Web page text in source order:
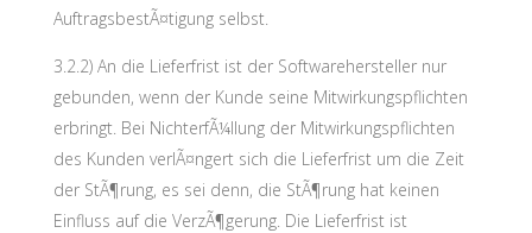
AuftragsbestÃ¤tigung selbst.
3.2.2) An die Lieferfrist ist der Softwarehersteller nur
gebunden, wenn der Kunde seine Mitwirkungspflichten
erbringt. Bei NichterfÃ¼llung der Mitwirkungspflichten
des Kunden verlÃ¤ngert sich die Lieferfrist um die Zeit
der StÃ¶rung, es sei denn, die StÃ¶rung hat keinen
Einfluss auf die VerzÃ¶gerung. Die Lieferfrist ist